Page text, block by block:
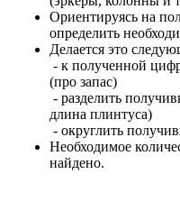
Ориентируясь на
определить
Делается это
- к полученной
(про запас)
- разделить
длина плинтуса)
- округлить
Необходимое
найдено.